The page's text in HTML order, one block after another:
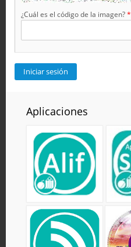
¿Cuál es el código de la imagen?*
Aplicaciones